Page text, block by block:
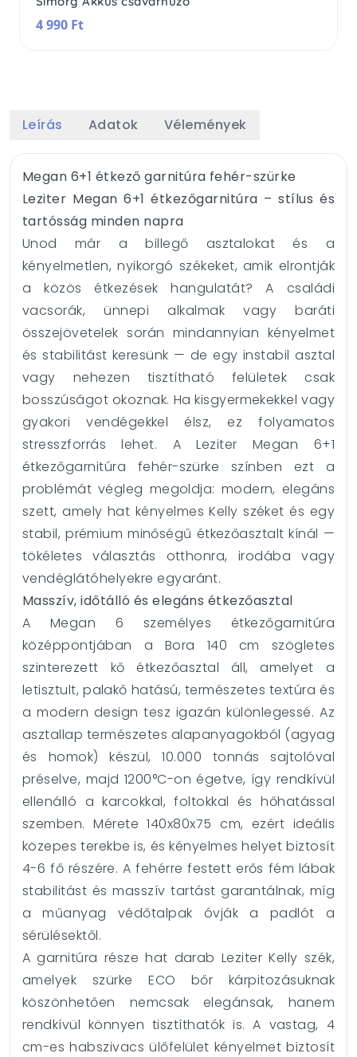
4 990 Ft
Leírás Adatok Vélemények
Megan 6+1 étkező garnitúra fehér-szürke
Leziter Megan 6+1 étkezőgarnitúra – stílus és
tartósság minden napra
Unod már a billegő asztalokat és a
kényelmetlen, nyikorgó székeket, amik elrontják
a közös étkezések hangulatát? A családi
vacsorák, ünnepi alkalmak vagy baráti
összejövetelek során mindannyian kényelmet
és stabilitást keresünk — de egy instabil asztal
vagy nehezen tisztítható felületek csak
bosszúságot okoznak. Ha kisgyermekekkel vagy
gyakori vendégekkel élsz, ez folyamatos
stresszforrás lehet. A Leziter Megan 6+1
étkezőgarnitúra fehér-szürke színben ezt a
problémát végleg megoldja: modern, elegáns
szett, amely hat kényelmes Kelly széket és egy
stabil, prémium minőségű étkezőasztalt kínál —
tökéletes választás otthonra, irodába vagy
vendéglátóhelyekre egyaránt.
Masszív, időtálló és elegáns étkezőasztal
A Megan 6 személyes étkezőgarnitúra
középpontjában a Bora 140 cm szögletes
szinterezett kő étkezőasztal áll, amelyet a
letisztult, palakő hatású, természetes textúra és
a modern design tesz igazán különlegessé. Az
asztallap természetes alapanyagokból (agyag
és homok) készül, 10.000 tonnás sajtolóval
préselve, majd 1200°C-on égetve, így rendkívül
ellenálló a karcokkal, foltokkal és hőhatással
szemben. Mérete 140x80x75 cm, ezért ideális
közepes terekbe is, és kényelmes helyet biztosít
4-6 fő részére. A fehérre festett erős fém lábak
stabilitást és masszív tartást garantálnak, míg
a műanyag védőtalpak óvják a padlót a
sérülésektől.
A garnitúra része hat darab Leziter Kelly szék,
amelyek szürke ECO bőr kárpitozásuknak
köszönhetően nemcsak elegánsak, hanem
rendkívül könnyen tisztíthatók is. A vastag, 4
cm-es habszivacs ülőfelület kényelmet biztosít